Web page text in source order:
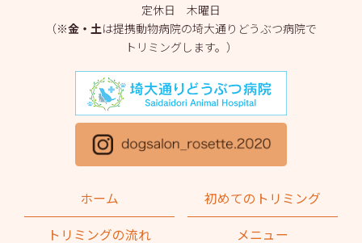
2025年3月(2)
2025年2月(4)
2025年1月(1)
2024年12月(1)
2024年11月(2)
2024年9月(2)
定休日 木曜日
（※金・土は提携動物病院の埼大通りどうぶつ病院で
トリミングします。）
ホーム
初めてのトリミング
トリミングの流れ
メニュー